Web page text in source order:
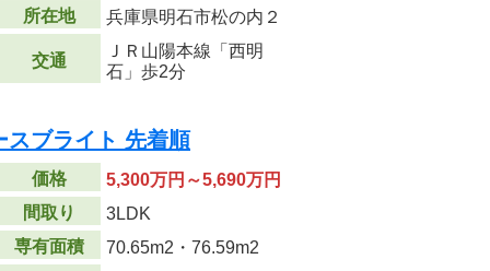
所在地
兵庫県明石市松の内２
交通
ＪＲ山陽本線「西明
石」歩2分
スブライト 先着順
価格
5,300万円～5,690万円
間取り
3LDK
専有面積
70.65m2 ・76.59m2